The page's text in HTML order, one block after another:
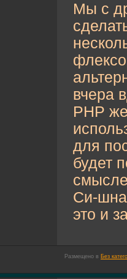
Мы с
вчера
PHP
для
будет
Си-
это и
Размещено в Без